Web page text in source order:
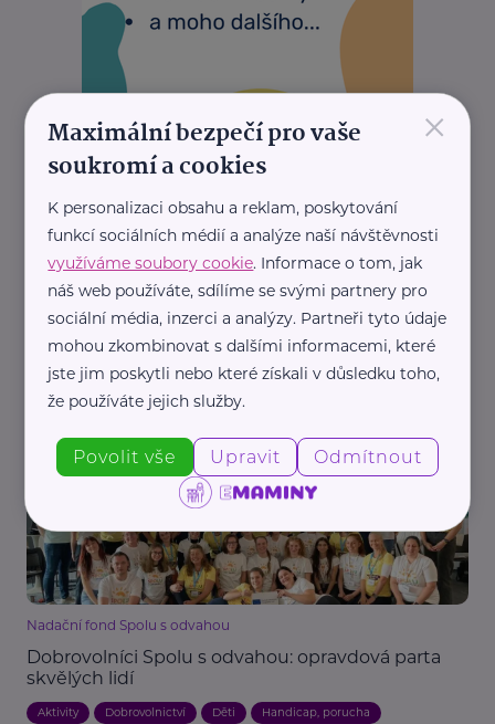
REKLAMA
Související články
Nadační fond Spolu s odvahou
Dobrovolníci Spolu s odvahou: opravdová parta
skvělých lidí
Aktivity Dobrovolnictví Děti Handicap, porucha
×
Maximální bezpečí pro vaše
soukromí a cookies
K personalizaci obsahu a reklam, poskytování
funkcí sociálních médií a analýze naší návštěvnosti
využíváme soubory cookie. Informace o tom, jak
náš web používáte, sdílíme se svými partnery pro
sociální média, inzerci a analýzy. Partneři tyto údaje
mohou zkombinovat s dalšími informacemi, které
jste jim poskytli nebo které získali v důsledku toho,
že používáte jejich služby.
Povolit vše Upravit Odmítnout